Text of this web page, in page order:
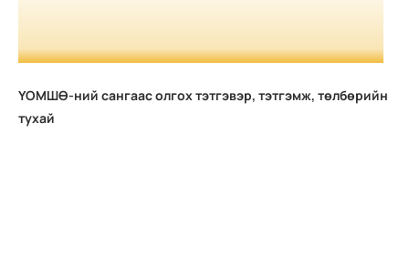
ҮОМШӨ-ний сангаас олгох тэтгэвэр, тэтгэмж, төлбөрийн
тухай